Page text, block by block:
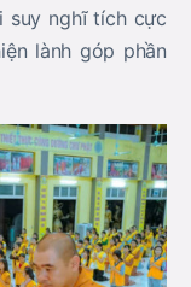
suy nghĩ tích cực
lành góp phần